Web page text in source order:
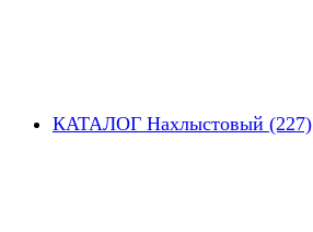
КАТАЛОГ Нахлыстовый (227)